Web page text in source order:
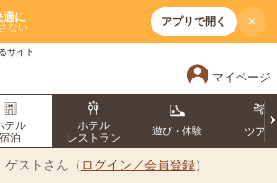
適に
ない アプリで開く ×
サイト
マイページ
テル
宿泊
ホテル
レストラン
遊び・体験 ツアー
ゲストさん（ ログイン／会員登録）